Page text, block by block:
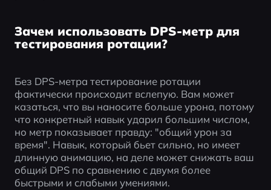
Зачем использовать DPS-метр для
тестирования ротации?
Без DPS-метра тестирование ротации
фактически происходит вслепую. Вам может
казаться, что вы наносите больше урона, потому
что конкретный навык ударил большим числом,
но метр показывает правду: "общий урон за
время". Навык, который бьет сильно, но имеет
длинную анимацию, на деле может снижать ваш
общий DPS по сравнению с двумя более
быстрыми и слабыми умениями.